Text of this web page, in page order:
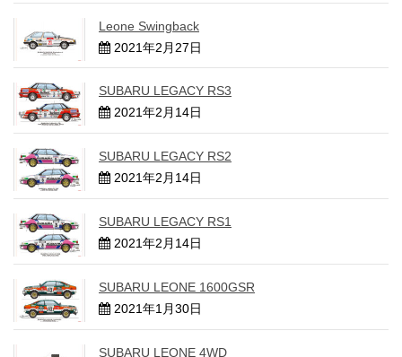
Leone Swingback
2021年2月27日
SUBARU LEGACY RS3
2021年2月14日
SUBARU LEGACY RS2
2021年2月14日
SUBARU LEGACY RS1
2021年2月14日
SUBARU LEONE 1600GSR
2021年1月30日
SUBARU LEONE 4WD